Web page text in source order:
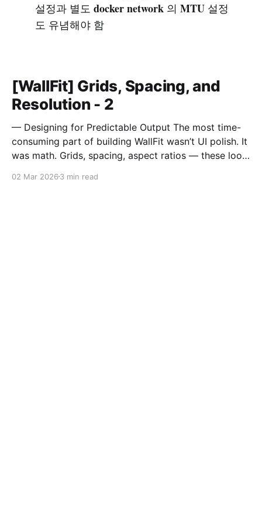
설정과 별도 docker network의 MTU설정
도 유념해야 함
[WallFit] Grids, Spacing, and
Resolution - 2
— Designing for Predictable Output The most time-
consuming part of building WallFit wasn’t UI polish. It
was math. Grids, spacing, aspect ratios — these look
define the entire outcome. A Grid Is Not Just Rows
02 Mar 2026 3 min read